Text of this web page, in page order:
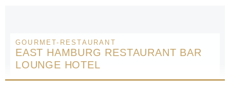
GOURMET-RESTAURANT
EAST HAMBURG RESTAURANT BAR
LOUNGE HOTEL